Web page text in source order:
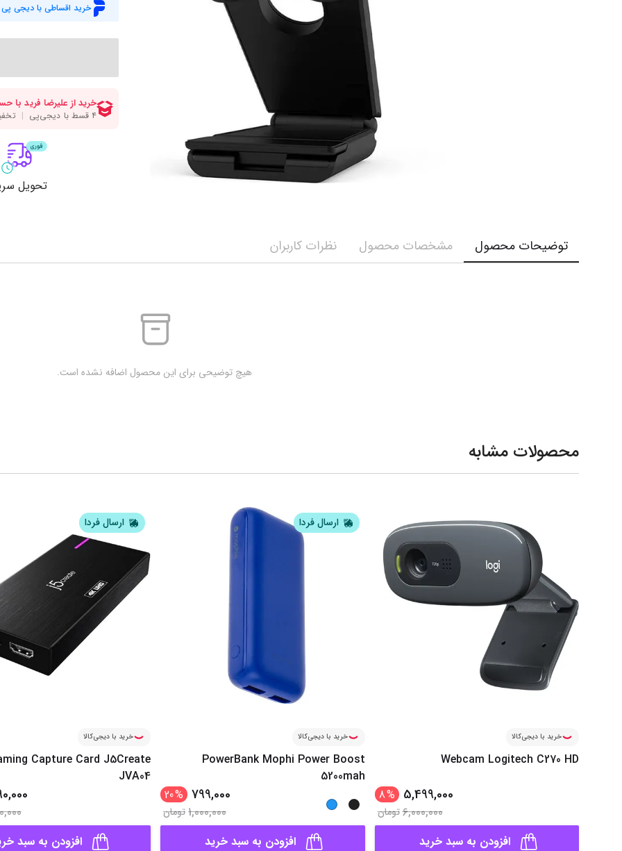
پاوربانک
کابل‌ها
خرید اقساطی با دیجی پی
تحویل
توضیحات محصول مشخصات محصول نظرات کاربران
هیچ توضیحی برای این محصول اضافه نشده است.
محصولات مشابه
خرید با دیجی‌کالا
Webcam Logitech C270 HD
5,499,000
%
8
6,000,000تومان
افزودن به سبد خرید
ارسال فردا
خرید با دیجی‌کالا
PowerBank Mophi Power Boost
5200mah
799,000
%
20
1,000,000تومان
افزودن به سبد خرید
ارسال فردا
خرید با دیجی‌کالا
Capture Card J5Create
JVA04
افزودن به سبد